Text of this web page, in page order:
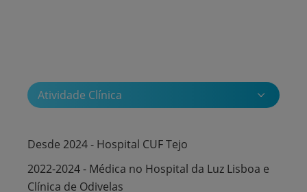
Atividade Clínica
Desde 2024 - Hospital CUF Tejo
2022-2024 - Médica no Hospital da Luz Lisboa e
Clínica de Odivelas